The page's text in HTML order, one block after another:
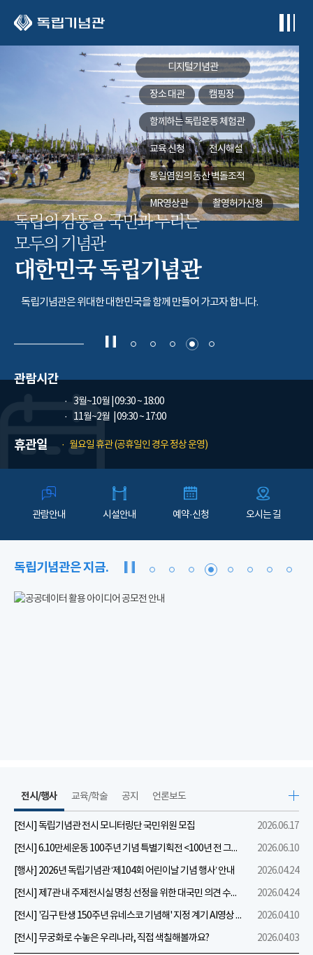
디지털기념관
장소 대관 캠핑장
함께하는독립운동 체험관
교육 신청 전시해설
통일염원의 동산벽돌조적
MR영상관 촬영허가신청
독립의 감동을 국민과 누리는
모두의 기념관
대한민국 독립기념관
독립기념관은 위대한 대한민국을 함께 만들어 가고자 합니다.
관람시간
3월~10월 | 09:30 ~ 18:00
11월~2월
| 09:30 ~ 17:00
휴관일 월요일 휴관 (공휴일인 경우 정상 운영)
관람안내 시설안내 예약·신청 오시는 길
독립기념관은 지금.
전시/행사
[전시] 독립기념관 전시 모니터링단 국민위원 모집
2026.06.17
[전시] 6.10만세운동 100주년 기념 특별기획전 <100년 전 그날을 보다: 6.10만세운동>
2026.06.10
[행사] 2026년 독립기념관 ‘제104회 어린이날 기념 행사’ 안내
2026.04.24
[전시] 제7관 내 주제전시실 명칭 선정을 위한 대국민 의견 수렴 실시
2026.04.24
[전시] '김구 탄생 150주년 유네스코 기념해' 지정 계기 AI영상 국민공모 개최 안내
2026.04.10
[전시] 무궁화로 수놓은 우리나라, 직접 색칠해볼까요?
2026.04.03
교육/학술 공지 언론보도